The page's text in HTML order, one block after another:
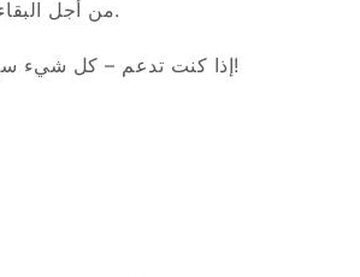
من أجل البقاء مع أشخاص آخرين.
إذا كنت تدعم – كل شيء سوف ينجح. الخيار لنا!